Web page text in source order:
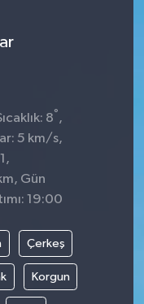
8° ,
5 km/s,
Gün
19:00
Çerkeş
Korgun